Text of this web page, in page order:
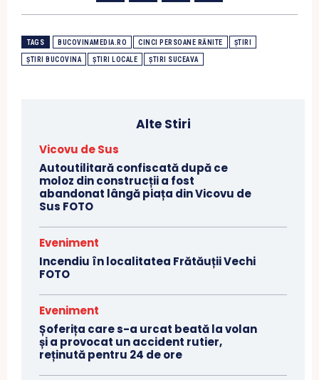
TAGS BUCOVINAMEDIA.RO CINCI PERSOANE RĂNITE ȘTIRI
ȘTIRI BUCOVINA ȘTIRI LOCALE ȘTIRI SUCEAVA
Alte Stiri
Vicovu de Sus
Autoutilitară confiscată după ce
moloz din construcții a fost
abandonat lângă piața din Vicovu de
Sus FOTO
Eveniment
Incendiu în localitatea Frătăuții Vechi
FOTO
Eveniment
Șoferița care s-a urcat beată la volan
și a provocat un accident rutier,
reținută pentru 24 de ore